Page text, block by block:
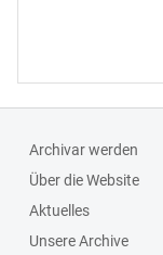
Archivar werden
Über die Website
Aktuelles
Unsere Archive